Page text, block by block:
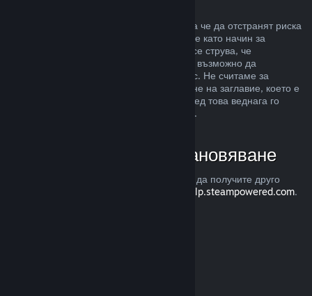
Възстановявания са предназначени, така че да отстранят риска
от закупуването на заглавия в Steam, а не като начин за
придобиване на безплатни игри. Ако ни се струва, че
злоупотребявате с възстановяванията, е възможно да
преустановим тяхното предлагане за Вас. Не считаме за
злоупотреба, ако изискате възстановяване на заглавие, което е
закупено точно преди разпродажба, а след това веднага го
закупите повторно при намалената цена.
Как да изискате възстановяване
Можете да изискате възстановяване или да получите друго
help.steampowered.com.